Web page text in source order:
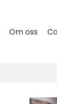
Om oss